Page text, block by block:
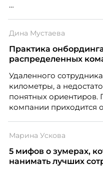
номинантов и гостей
Дина Мустаева
Практика
распределенных
Удаленного
километры, а
понятных ориентиров.
компании приходится
по работе с
рассказывает, как
распределенной
Марина Ускова
5 мифов о зумерах,
нанимать лучших